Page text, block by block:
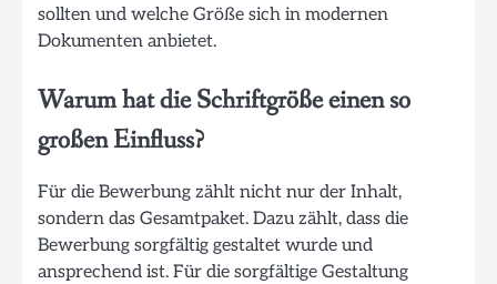
sollten und welche Größe sich in modernen
Dokumenten anbietet.
Warum hat die Schriftgröße einen so
großen Einfluss?
Für die Bewerbung zählt nicht nur der Inhalt,
sondern das Gesamtpaket. Dazu zählt, dass die
Bewerbung sorgfältig gestaltet wurde und
ansprechend ist. Für die sorgfältige Gestaltung